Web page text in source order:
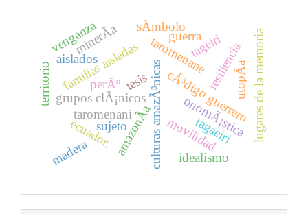
tagaeiri
culturas amazÃ³nicasmovilidad
grupos clÃ¡nicos
familias aisladas
cÃ³digo guerrero
resiliencia
territorio lugares de la memoria
taromenane
tageiri
amazonÃ­a
aislados
taromenani
ecuador.
perÃº
madera
minerÃ­a
utopÃ­a
idealismo
tesis
onomÃ¡stica
venganza guerra
sÃ­mbolo
sujeto